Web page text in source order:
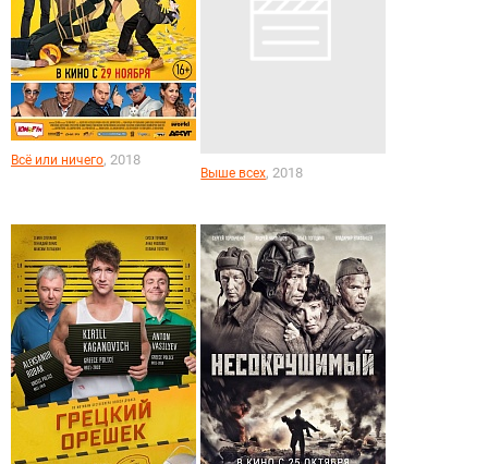
Всё или ничего, 2018
Выше всех, 2018